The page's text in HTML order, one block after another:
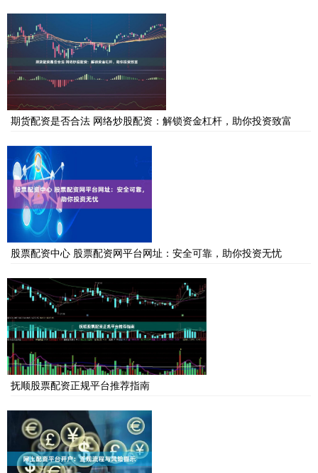
期货配资是否合法 网络炒股配资：解锁资金杠杆，助你投资致富
股票配资中心 股票配资网平台网址：安全可靠，助你投资无忧
抚顺股票配资正规平台推荐指南